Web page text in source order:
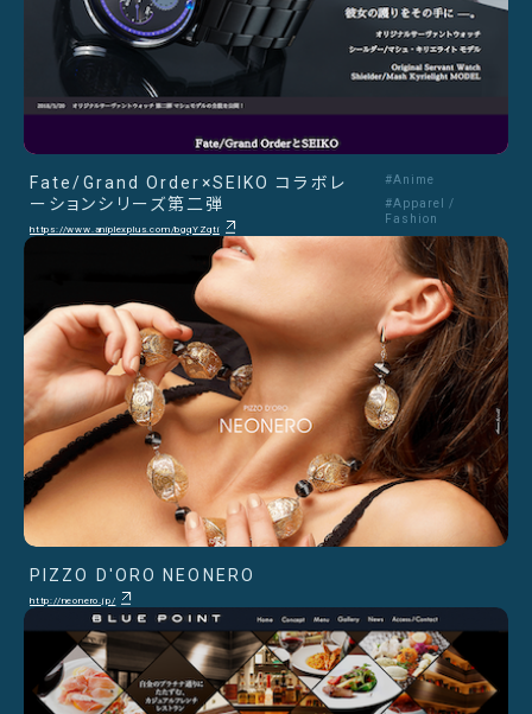
Fate/Grand Order×SEIKO コラボレ
ーションシリーズ第二弾
https://www.aniplexplus.com/bgqYZqti
#Anime
#Apparel /
Fashion
PIZZO D'ORO NEONERO
http://neonero.jp/